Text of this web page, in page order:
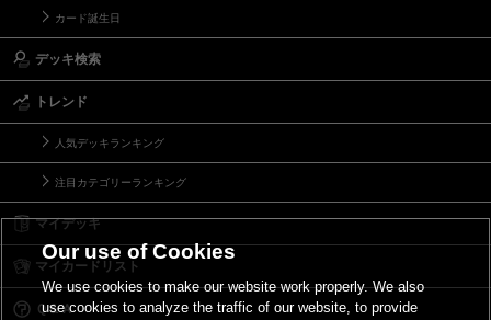
カード誕生日
デッキ検索
トレンド
人気デッキランキング
注目カテゴリーランキング
マイデッキ
マイカードリスト
Ｑ＆Ａ
Our use of Cookies
We use cookies to make our website work properly. We also
use cookies to analyze the traffic of our website, to provide